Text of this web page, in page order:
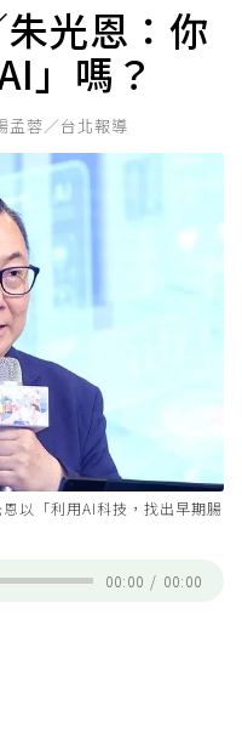
光恩：你
」嗎？
孟蓉／台北報導
以「利用AI科技，找出早期腸
00:00 / 00:00